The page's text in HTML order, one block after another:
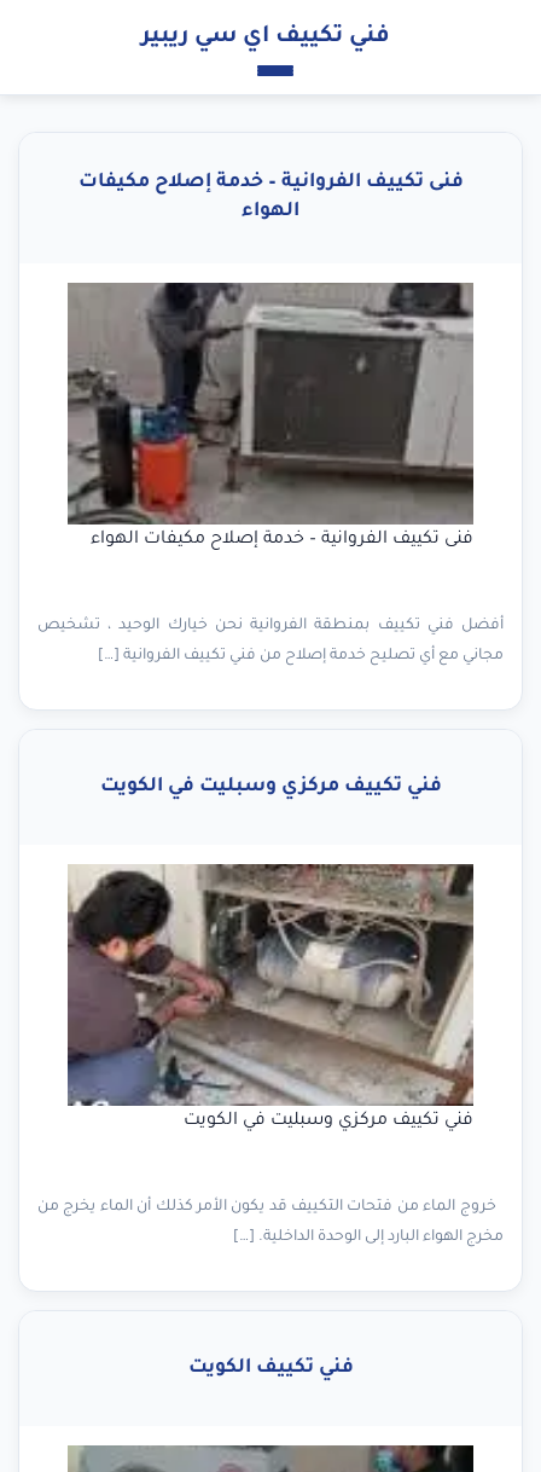
فني تكييف اي سي ريبير
فنى تكييف الفروانية – خدمة إصلاح مكيفات
الهواء
فنى تكييف الفروانية – خدمة إصلاح مكيفات الهواء
أفضل فني تكييف بمنطقة الفروانية نحن خيارك الوحيد ، تشخيص
مجاني مع أي تصليح خدمة إصلاح من فني تكييف الفروانية […]
فني تكييف مركزي وسبليت في الكويت
فني تكييف مركزي وسبليت في الكويت
خروج الماء من فتحات التكييف قد يكون الأمر كذلك أن الماء يخرج من
مخرج الهواء البارد إلى الوحدة الداخلية. […]
فني تكييف الكويت